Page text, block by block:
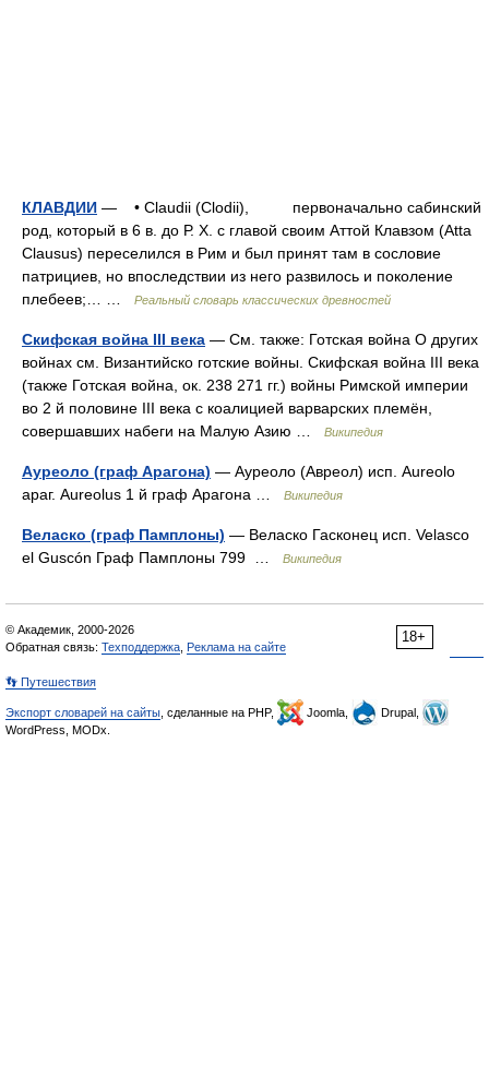
КЛАВДИИ — • Claudii (Clodii), первоначально сабинский
род, который в 6 в. до Р. X. с главой своим Аттой Клавзом (Atta
Clausus) переселился в Рим и был принят там в сословие
патрициев, но впоследствии из него развилось и поколение
плебеев;… …
Реальный словарь классических древностей
Скифская война III века — См. также: Готская война О других
войнах см. Византийско готские войны. Скифская война III века
(также Готская война, ок. 238 271 гг.) войны Римской империи
во 2 й половине III века с коалицией варварских племён,
совершавших набеги на Малую Азию …
Википедия
Ауреоло (граф Арагона) — Ауреоло (Авреол) исп. Aureolo
араг. Aureolus 1 й граф Арагона …
Википедия
Веласко (граф Памплоны) — Веласко Гасконец исп. Velasco
el Guscón Граф Памплоны 799 …
Википедия
18+
© Академик, 2000-2026
Обратная связь: Техподдержка Реклама на сайте
👣 Путешествия
Экспорт словарей на сайты , сделанные на PHP, Joomla,
Drupal,
WordPress, MODx.